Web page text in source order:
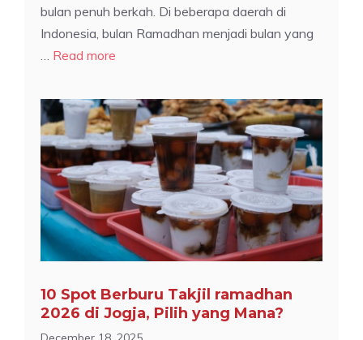
bulan penuh berkah. Di beberapa daerah di
Indonesia, bulan Ramadhan menjadi bulan yang
Read more
10 Spot Berburu Takjil ramadhan
2026 di Jogja, Pilih yang Mana?